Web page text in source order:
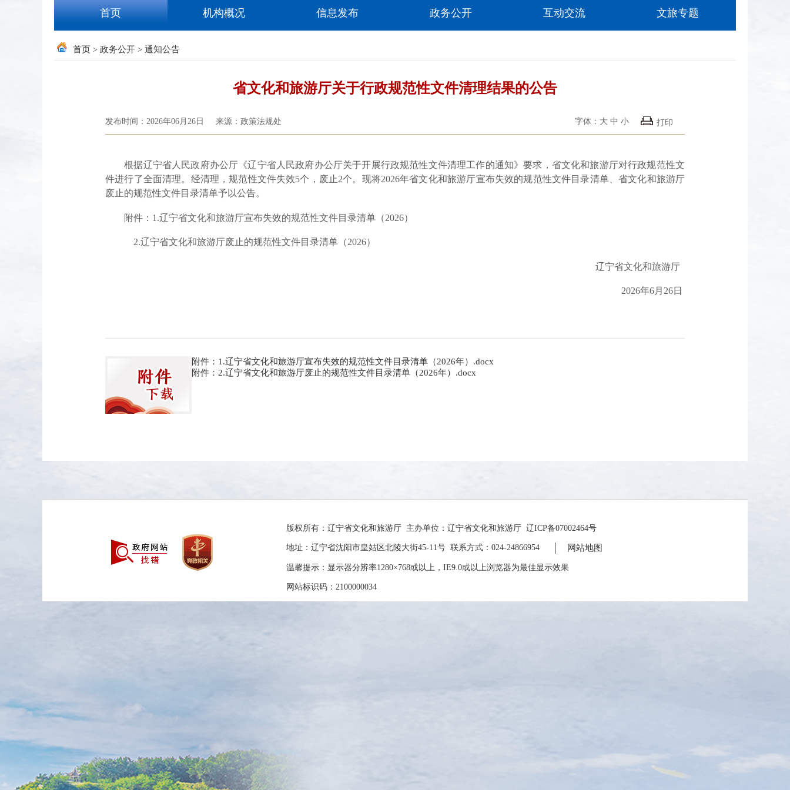
首页 机构概况 信息发布 政务公开 互动交流 文旅专题
首页 > 政务公开 > 通知公告
省文化和旅游厅关于行政规范性文件清理结果的公告
发布时间：2026年06月26日 来源：政策法规处 打印
字体： 大 中 小
根据辽宁省人民政府办公厅《辽宁省人民政府办公厅关于开展行政规范性文件清理工作的通知》要求，省文化和旅游厅对行政规范性文
件进行了全面清理。经清理，规范性文件失效5个，废止2个。现将2026年省文化和旅游厅宣布失效的规范性文件目录清单、省文化和旅游厅
废止的规范性文件目录清单予以公告。
附件：1.辽宁省文化和旅游厅宣布失效的规范性文件目录清单（2026）
2.辽宁省文化和旅游厅废止的规范性文件目录清单（2026）
辽宁省文化和旅游厅
2026年6月26日
附件：1.辽宁省文化和旅游厅宣布失效的规范性文件目录清单（2026年）.docx
附件：2.辽宁省文化和旅游厅废止的规范性文件目录清单（2026年）.docx
版权所有：辽宁省文化和旅游厅 主办单位：辽宁省文化和旅游厅 辽ICP备07002464号
地址：辽宁省沈阳市皇姑区北陵大街45-11号 联系方式：024-24866954 网站地图
温馨提示：显示器分辨率1280×768或以上，IE9.0或以上浏览器为最佳显示效果
网站标识码：2100000034